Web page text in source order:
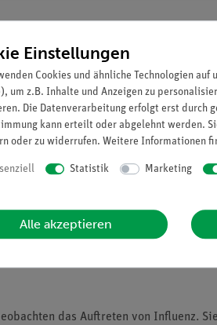
Artikel-Nr.:
das Auftreten von Influenz.
Einstellungen
Cookies und ähnliche Technologien
um z.B. Inhalte und Anzeigen zu
Die Datenverarbeitung erfolgt erst durch
kann erteilt oder abgelehnt werden.
oder zu widerrufen. Weitere Informationen
Statistik Marketing
Alle akzeptieren